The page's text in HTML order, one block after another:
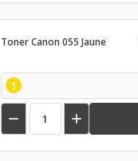
Toner Canon 055 Jaune
1
 